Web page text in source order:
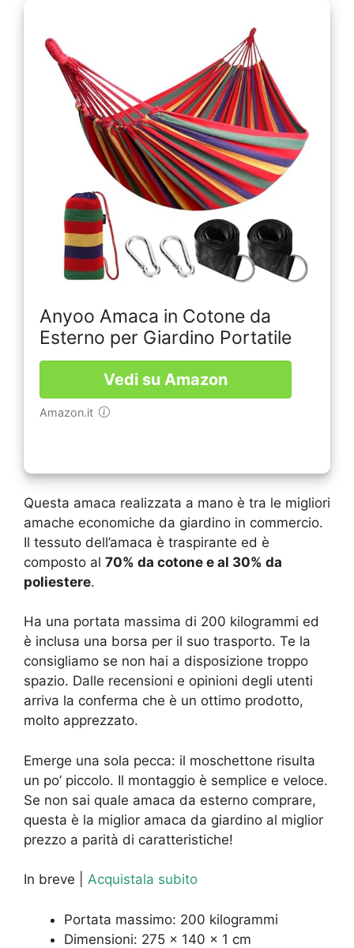
Anyoo Amaca in Cotone da
Esterno per Giardino Portatile
Vedi su Amazon
Amazon.it
Questa amaca realizzata a mano è tra le migliori
amache economiche da giardino in commercio.
Il tessuto dell’amaca è traspirante ed è
composto al 70% da cotone e al 30% da
poliestere.
Ha una portata massima di 200 kilogrammi ed
è inclusa una borsa per il suo trasporto. Te la
consigliamo se non hai a disposizione troppo
spazio. Dalle recensioni e opinioni degli utenti
arriva la conferma che è un ottimo prodotto,
molto apprezzato.
Emerge una sola pecca: il moschettone risulta
un po’ piccolo. Il montaggio è semplice e veloce.
Se non sai quale amaca da esterno comprare,
questa è la miglior amaca da giardino al miglior
prezzo a parità di caratteristiche!
In breve | Acquistala subito
Portata massimo: 200 kilogrammi
Dimensioni: 275 x 140 x 1 cm